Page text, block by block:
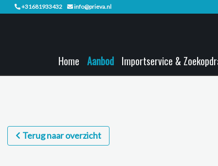
+31681933432 info@prieva.nl
Home Aanbod Importservice &
Terug naar overzicht